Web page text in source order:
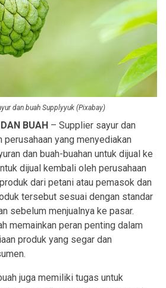
dan buah Supplyyuk (Pixabay)
BUAH – Supplier sayur dan
perusahaan yang menyediakan
dan buah-buahan untuk dijual ke
dijual kembali oleh perusahaan
dari petani atau pemasok dan
tersebut sesuai dengan standar
sebelum menjualnya ke pasar.
memainkan peran penting dalam
produk yang segar dan
juga memiliki tugas untuk